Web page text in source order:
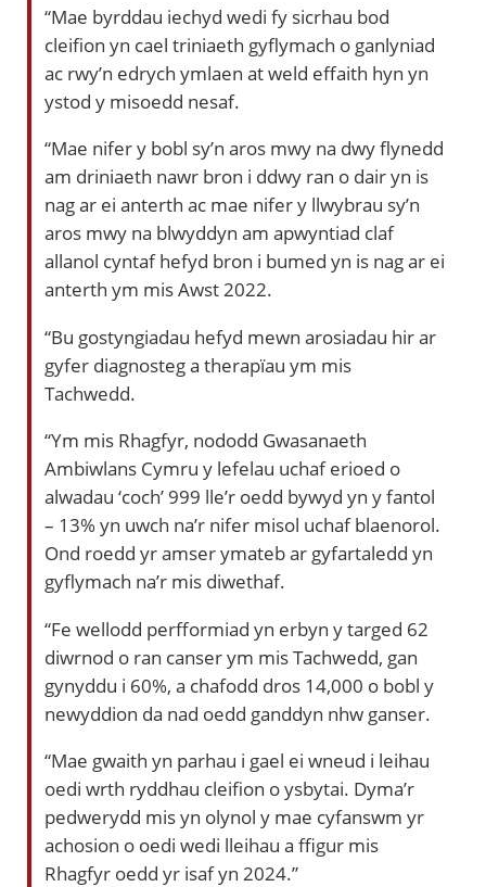
“Mae byrddau iechyd wedi fy sicrhau bod
cleifion yn cael triniaeth gyflymach o ganlyniad
ac rwy’n edrych ymlaen at weld effaith hyn yn
ystod y misoedd nesaf.
“Mae nifer y bobl sy’n aros mwy na dwy flynedd
am driniaeth nawr bron i ddwy ran o dair yn is
nag ar ei anterth ac mae nifer y llwybrau sy’n
aros mwy na blwyddyn am apwyntiad claf
allanol cyntaf hefyd bron i bumed yn is nag ar ei
anterth ym mis Awst 2022.
“Bu gostyngiadau hefyd mewn arosiadau hir ar
gyfer diagnosteg a therapïau ym mis
Tachwedd.
“Ym mis Rhagfyr, nododd Gwasanaeth
Ambiwlans Cymru y lefelau uchaf erioed o
alwadau ‘coch’ 999 lle’r oedd bywyd yn y fantol
– 13% yn uwch na’r nifer misol uchaf blaenorol.
Ond roedd yr amser ymateb ar gyfartaledd yn
gyflymach na’r mis diwethaf.
“Fe wellodd perfformiad yn erbyn y targed 62
diwrnod o ran canser ym mis Tachwedd, gan
gynyddu i 60%, a chafodd dros 14,000 o bobl y
newyddion da nad oedd ganddyn nhw ganser.
“Mae gwaith yn parhau i gael ei wneud i leihau
oedi wrth ryddhau cleifion o ysbytai. Dyma’r
pedwerydd mis yn olynol y mae cyfanswm yr
achosion o oedi wedi lleihau a ffigur mis
Rhagfyr oedd yr isaf yn 2024.”